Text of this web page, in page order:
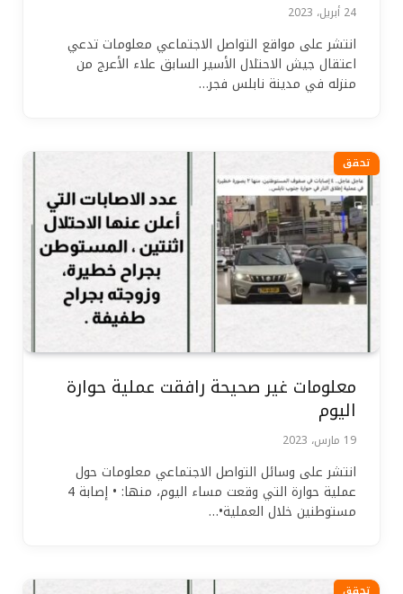
24 أبريل، 2023
انتشر على مواقع التواصل الاجتماعي معلومات تدعي
اعتقال جيش الاحتلال الأسير السابق علاء الأعرج من
منزله في مدينة نابلس فجر…
تحقق
معلومات غير صحيحة رافقت عملية حوارة
اليوم
19 مارس، 2023
انتشر على وسائل التواصل الاجتماعي معلومات حول
عملية حوارة التي وقعت مساء اليوم، منها: • إصابة 4
مستوطنين خلال العملية•…